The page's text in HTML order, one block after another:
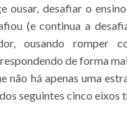
ousar, desafiar o
(e continua a
ousando romper
de forma
não há apenas uma
seguintes cinco eixos